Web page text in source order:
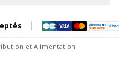
et Alimentation